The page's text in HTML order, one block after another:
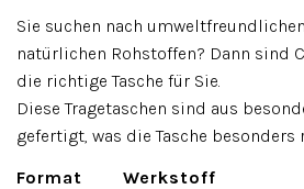
Sie suchen nach
natürlichen Rohstoffen? Dann sind
die richtige Tasche für Sie.
Diese Tragetaschen sind aus
gefertigt, was die Tasche besonders
Format
Werkstoff